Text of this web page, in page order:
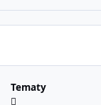
Tematy